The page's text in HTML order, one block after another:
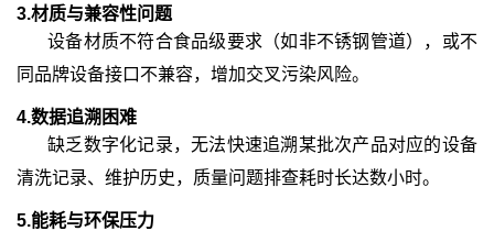
3.材质与兼容性问题
设备材质不符合食品级要求（如非不锈钢管道），或不
同品牌设备接口不兼容，增加交叉污染风险。
4.数据追溯困难
缺乏数字化记录，无法快速追溯某批次产品对应的设备
清洗记录、维护历史，质量问题排查耗时长达数小时。
5.能耗与环保压力